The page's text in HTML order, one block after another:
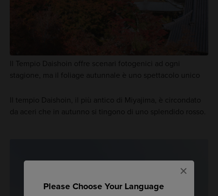
Please Choose Your Language
×
Il Tempio Daishoin offre scenari fotogenici ad ogni
stagione, ma il foliage autunnale è uno spettacolo unico
Il tempio Daishoin, il più antico di Miyajima, è circondato
da aceri che in autunno si tingono di uno splendido rosso.